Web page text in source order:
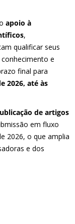
apoio à
,
qualificar seus
e
final para
2026, até às
de artigos
em fluxo
2026, o que amplia
e dos